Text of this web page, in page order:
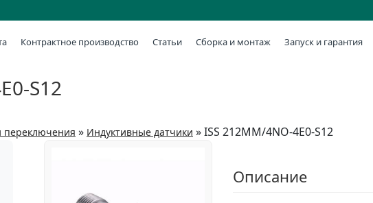
Контрактное производство Статьи Сборка и монтаж Запуск и гарантия
S12
переключения » Индуктивные датчики »ISS 212MM/4NO-4E0-S12
Описание